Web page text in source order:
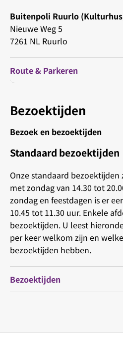
Buitenpoli Ruurlo
Nieuwe Weg 5
7261 NL Ruurlo
Route & Parkeren
Bezoektijden
Bezoek en bezoektijden
Standaard bezoektijden
Onze standaard
met zondag van 14.30 tot
zondag en feestdagen is er
10.45 tot 11.30 uur. Enkele
bezoektijden. U leest
per keer welkom zijn en
bezoektijden hebben.
Bezoektijden